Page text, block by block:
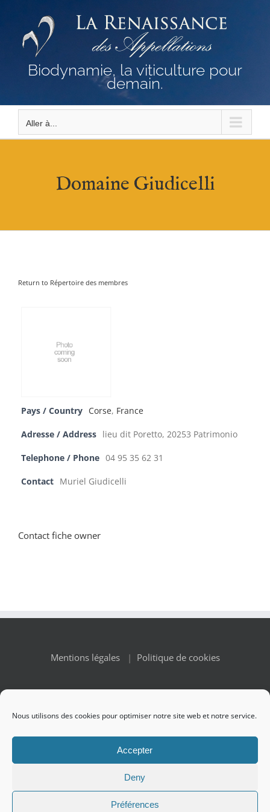
Nous utilisons des cookies pour optimiser notre site web et notre service.
Accepter
Deny
Préférences
contenu
Biodynamie, la viticulture pour
demain.
Aller à...
Domaine Giudicelli
Return to Répertoire des membres
Pays / Country Corse, France
Adresse / Address lieu dit Poretto, 20253 Patrimonio
Telephone / Phone 04 95 35 62 31
Contact Muriel Giudicelli
Contact fiche owner
Mentions légales| Politique de cookies
2026 Renaissance des Appellations | All
Rights Reserved
Facebook
X